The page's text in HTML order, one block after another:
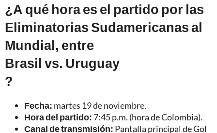
¿A qué hora es el partido por las
Eliminatorias Sudamericanas al
Mundial, entre
Brasil vs. Uruguay
?
Fecha: martes 19 de noviembre.
Hora del partido: 7:45 p.m. (hora de Colombia).
Canal de transmisión: Pantalla principal de Gol